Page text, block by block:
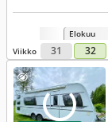
Elokuu
Viikko
31 32